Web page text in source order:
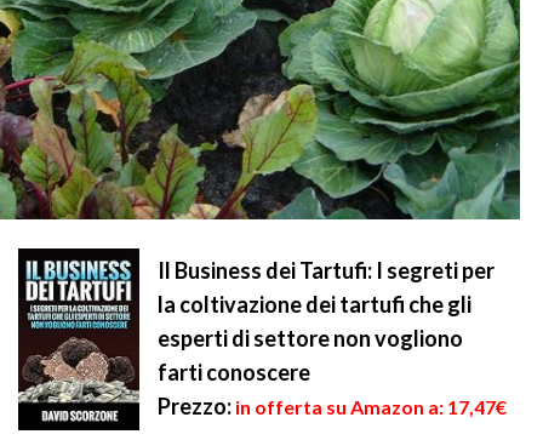
Il Business dei Tartufi: I segreti per
la coltivazione dei tartufi che gli
esperti di settore non vogliono
farti conoscere
Prezzo: in offerta su Amazon a: 17,47€